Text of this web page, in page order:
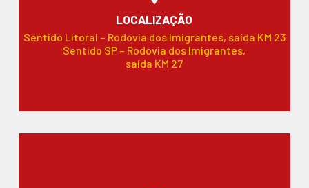
LOCALIZAÇÃO
Sentido Litoral – Rodovia dos Imigrantes, saída KM 23
Sentido SP – Rodovia dos Imigrantes,
saída KM 27